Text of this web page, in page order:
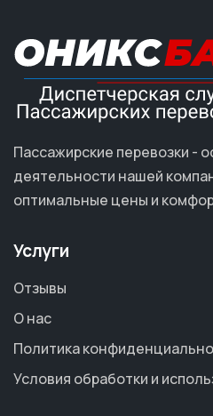
Пассажирские перевозки -
деятельности нашей
оптимальные цены и
Услуги
Отзывы
О нас
Политика
Условия обработки и